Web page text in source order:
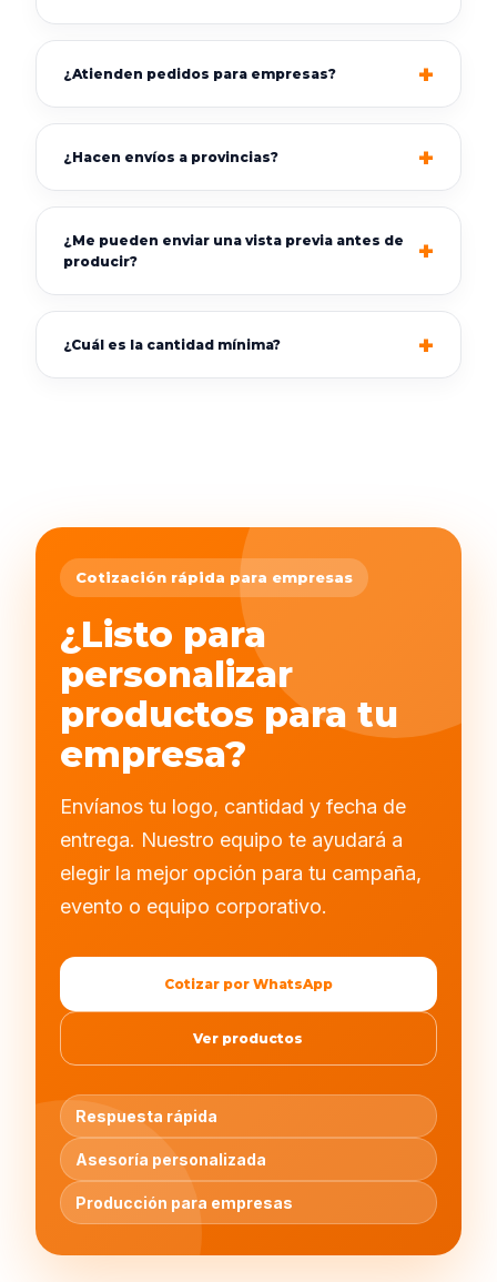
¿Atienden pedidos para empresas?
¿Hacen envíos a provincias?
¿Me pueden enviar una vista previa antes de
producir?
¿Cuál es la cantidad mínima?
Cotización rápida para empresas
¿Listo para
personalizar
productos para tu
empresa?
Envíanos tu logo, cantidad y fecha de
entrega. Nuestro equipo te ayudará a
elegir la mejor opción para tu campaña,
evento o equipo corporativo.
Cotizar por WhatsApp
Ver productos
Respuesta rápida
Asesoría personalizada
Producción para empresas